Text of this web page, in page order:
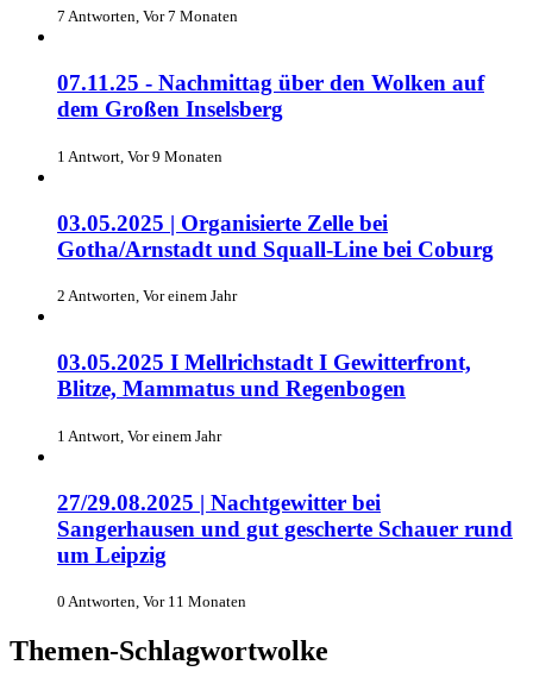
7 Antworten, Vor 7 Monaten
07.11.25 - Nachmittag über den Wolken auf
dem Großen Inselsberg
1 Antwort, Vor 9 Monaten
03.05.2025 | Organisierte Zelle bei
Gotha/Arnstadt und Squall-Line bei Coburg
2 Antworten, Vor einem Jahr
03.05.2025 I Mellrichstadt I Gewitterfront,
Blitze, Mammatus und Regenbogen
1 Antwort, Vor einem Jahr
27/29.08.2025 | Nachtgewitter bei
Sangerhausen und gut gescherte Schauer rund
um Leipzig
0 Antworten, Vor 11 Monaten
Themen-Schlagwortwolke